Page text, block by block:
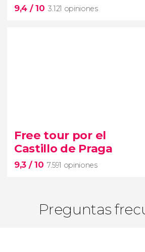
ciudades más bellasy visitadas de
9,4 / 10 3.121 opiniones
cerveza por Praga
Free tour por el
Castillo de Praga
9,3 / 10 7.591 opiniones
Preguntas